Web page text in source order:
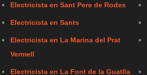
Electricista en Sant Pere de Rodes
Electricista en Sants
Electricista en La Marina del Prat
Vermell
Electricista en La Font de la Guatlla